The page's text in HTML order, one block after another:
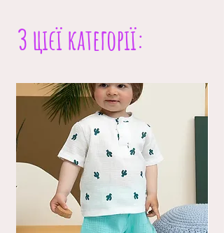
З цієї категорії: